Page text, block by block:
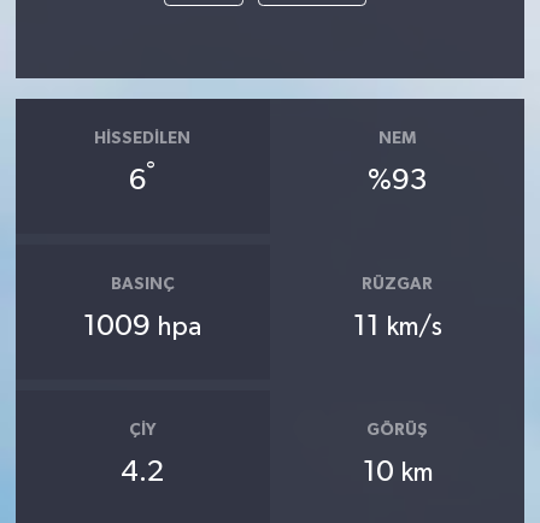
HISSEDILEN
6°
NEM
%93
BASINÇ
1009 hpa
RÜZGAR
11 km/s
ÇIY
4.2
GÖRÜŞ
10 km